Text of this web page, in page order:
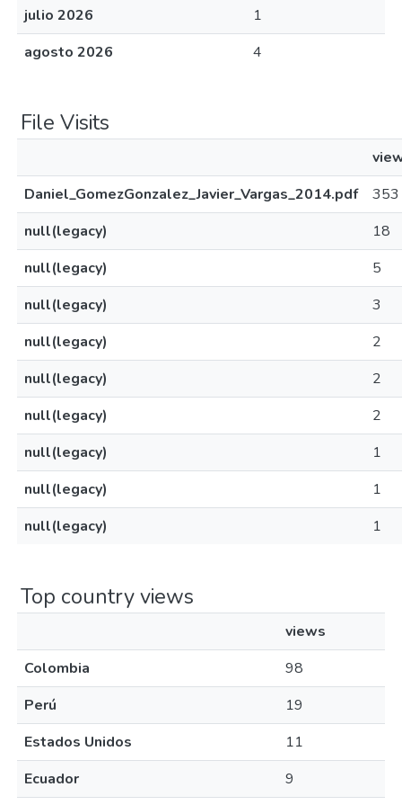
julio 2026
1
agosto 2026
4
File Visits
Daniel_GomezGonzalez_Javier_Vargas_2014.pdf
353
null(legacy)
18
null(legacy)
5
null(legacy)
3
null(legacy)
2
null(legacy)
2
null(legacy)
2
null(legacy)
1
null(legacy)
1
null(legacy)
1
Top country views
views
Colombia
98
Perú
19
Estados Unidos
11
Ecuador
9